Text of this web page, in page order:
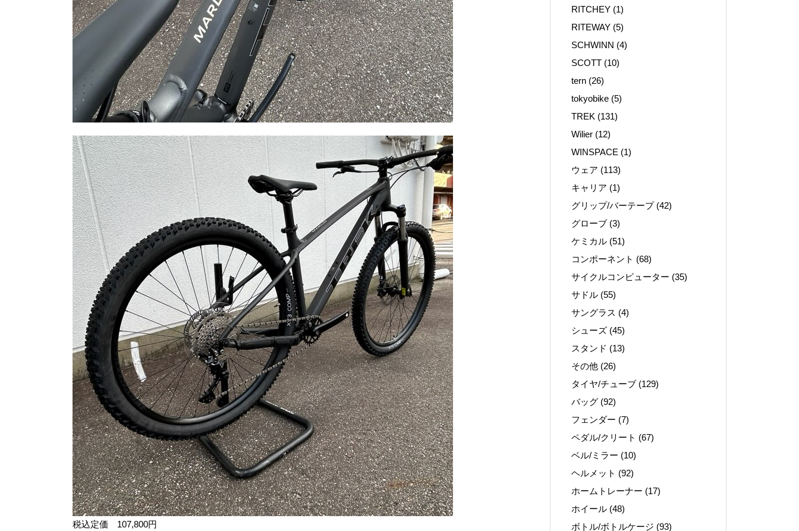
税込定価 107,800円
RITCHEY (1)
RITEWAY (5)
SCHWINN (4)
SCOTT (10)
tern (26)
tokyobike (5)
TREK (131)
Wilier (12)
WINSPACE (1)
ウェア (113)
キャリア (1)
グリップ/バーテープ(42)
グローブ (3)
ケミカル (51)
コンポーネント (68)
サイクルコンピューター (35)
サドル (55)
サングラス (4)
シューズ (45)
スタンド (13)
その他 (26)
タイヤ/チューブ (129)
バッグ (92)
フェンダー (7)
ペダル/クリート (67)
ベル/ミラー (10)
ヘルメット (92)
ホームトレーナー (17)
ホイール (48)
ボトル/ボトルケージ (93)